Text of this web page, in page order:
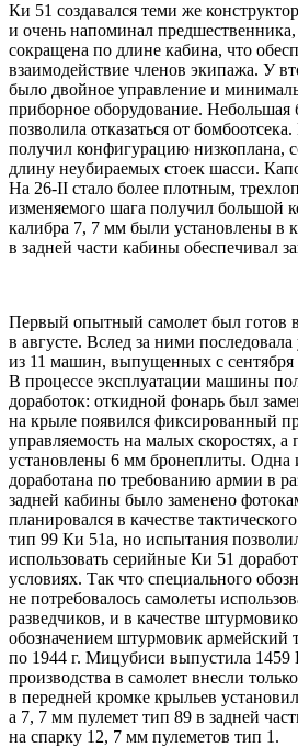
Ки 51 создавался теми же
и очень напоминал предшественника,
сокращена по длине кабина, что
взаимодействие членов экипажа. У
было двойное управление и
приборное оборудование. Небольшая
позволила отказаться от
получил конфигурацию низкоплана,
длину неубираемых стоек шасси.
Ha 26-II стало более плотным,
изменяемого шага получил большой
калибра 7, 7 мм были установлены в
в задней части кабины обеспечивал
Первый опытный самолет был готов
в августе. Вслед за ними
из 11 машин, выпущенных с сентября
В процессе эксплуатации машины
доработок: откидной фонарь был
на крыле появился фиксированный
управляемость на малых скоростях,
установлены 6 мм бронеплиты. Одна
доработана по требованию армии в
задней кабины было заменено
планировался в качестве
тип 99 Ки 51а, но испытания
использовать серийные Ки 51
условиях. Так что специального
не потребовалось самолеты
разведчиков, и в качестве
обозначением штурмовик армейский
по 1944 г. Мицубиси выпустила
производства в самолет внесли
в передней кромке крыльев
а 7, 7 мм пулемет тип 89 в задней
на спарку 12, 7 мм пулеметов тип 1.